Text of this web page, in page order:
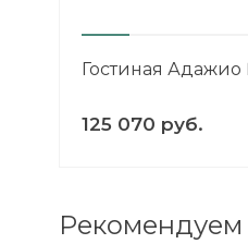
Гостиная Адажио
125 070 руб.
Рекомендуем